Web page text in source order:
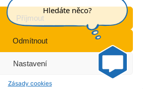
Příjmout
Odmítnout
Nastavení
Zásady cookies
| Obchodní podmínky | Kontakt
© - braincrafted by
Hledáte něco?